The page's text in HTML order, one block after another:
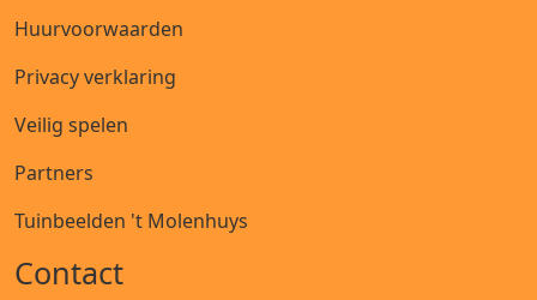
Huurvoorwaarden
Privacy verklaring
Veilig spelen
Partners
Tuinbeelden 't Molenhuys
Contact